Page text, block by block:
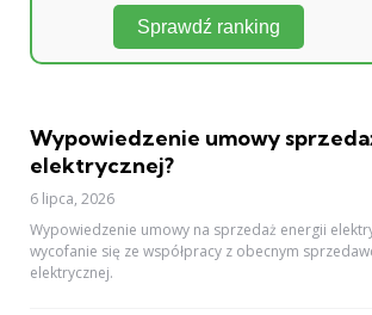
Sprawdź ranking
Wypowiedzenie umowy
elektrycznej?
6 lipca, 2026
Wypowiedzenie umowy na sprzedaż energii
wycofanie się ze współpracy z obecnym
elektrycznej.